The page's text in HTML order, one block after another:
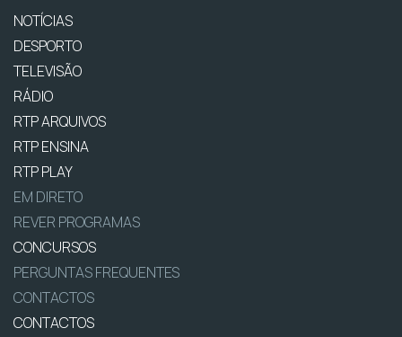
NOTÍCIAS
DESPORTO
TELEVISÃO
RÁDIO
RTP ARQUIVOS
RTP ENSINA
RTP PLAY
EM DIRETO
REVER PROGRAMAS
CONCURSOS
PERGUNTAS FREQUENTES
CONTACTOS
CONTACTOS